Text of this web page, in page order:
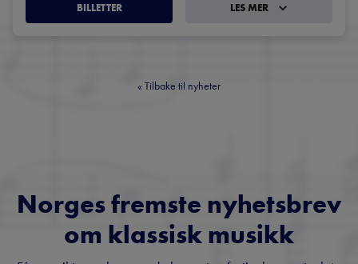
BILLETTER LES MER
« Tilbake til nyheter
Norges fremste nyhetsbrev
om klassisk musikk